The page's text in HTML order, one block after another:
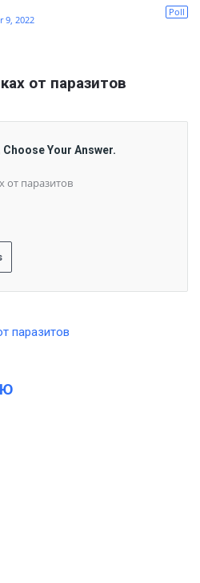
Poll
9, 2022
от паразитов
Your Answer.
от паразитов